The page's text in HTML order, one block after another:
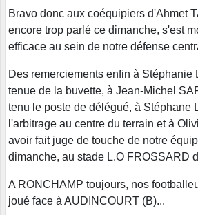
Bravo donc aux coéquipiers d'Ahmet
encore trop parlé ce dimanche, s'est
efficace au sein de notre défense
Des remerciements enfin à Stéphanie
tenue de la buvette, à Jean-Michel
tenu le poste de délégué, à Stéphane
l'arbitrage au centre du terrain et à
avoir fait juge de touche de notre
dimanche, au stade L.O FROSSARD
A RONCHAMP toujours, nos
joué face à AUDINCOURT (B)...